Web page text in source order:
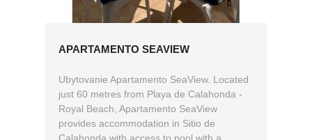
APARTAMENTO SEAVIEW
Ubytovanie Apartamento SeaView. Located
just 60 metres from Playa de Calahonda -
Royal Beach, Apartamento SeaView
provides accommodation in Sitio de